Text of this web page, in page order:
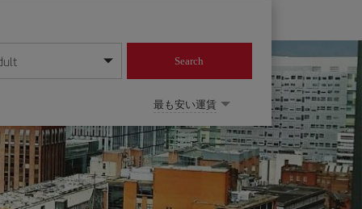
ください
Search
最も安い運賃